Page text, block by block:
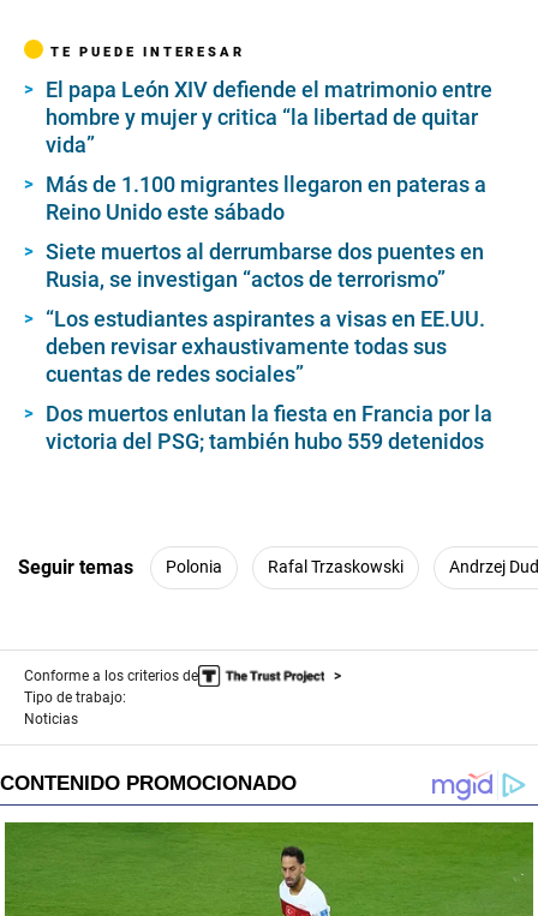
TE PUEDE INTERESAR
El papa León XIV defiende el matrimonio entre
hombre y mujer y critica “la libertad de quitar
vida”
Más de 1.100 migrantes llegaron en pateras a
Reino Unido este sábado
Siete muertos al derrumbarse dos puentes en
Rusia, se investigan “actos de terrorismo”
“Los estudiantes aspirantes a visas en EE.UU.
deben revisar exhaustivamente todas sus
cuentas de redes sociales”
Dos muertos enlutan la fiesta en Francia por la
victoria del PSG; también hubo 559 detenidos
Seguir temas Polonia Rafal Trzaskowski Andrzej
Conforme a los criterios de
Tipo de trabajo:
Noticias